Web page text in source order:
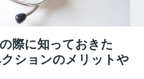
際に知っておきた
ションのメリットや